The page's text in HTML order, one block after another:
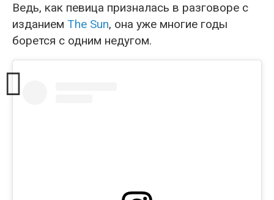
Ведь, как певица призналась в разговоре с
изданием The Sun, она уже многие годы
борется с одним недугом.